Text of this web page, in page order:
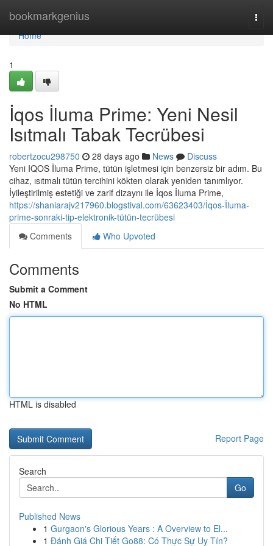
bookmarkgenius
Home
Home
1
İqos İluma Prime: Yeni Nesil
Isıtmalı Tabak Tecrübesi
robertzocu298750 28 days ago News
Discuss
Yeni IQOS İluma Prime, tütün işletmesi için benzersiz bir adım. Bu
cihaz, ısıtmalı tütün tercihini kökten olarak yeniden tanımlıyor.
İyileştirilmiş estetiği ve zarif dizaynı ile İqos İluma Prime,
https://shaniarajv217960.blogstival.com/63623403/İqos-İluma-
prime-sonraki-tip-elektronik-tütün-tecrübesi
Comments
Who Upvoted
Comments
Submit a Comment
No HTML
HTML is disabled
Report Page
Search
Go
Published News
1 Gurgaon's Glorious Years : A Overview to El...
1 Đánh Giá Chi Tiết Go88: Có Thực Sự Uy Tín?